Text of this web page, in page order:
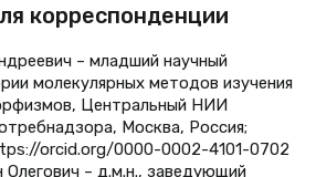
корреспонденции
– младший научный
молекулярных методов изучения
Центральный НИИ
Москва, Россия;
orcid.org/0000-0002-4101-0702
– д.м.н., заведующий